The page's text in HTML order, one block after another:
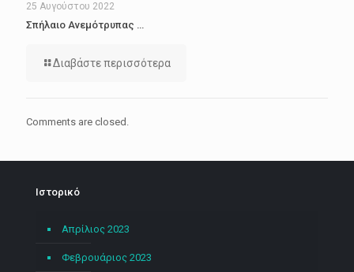
25 Αυγούστου 2022
Σπήλαιο Ανεμότρυπας …
Διαβάστε περισσότερα
Comments are closed.
Ιστορικό
Απρίλιος 2023
Φεβρουάριος 2023